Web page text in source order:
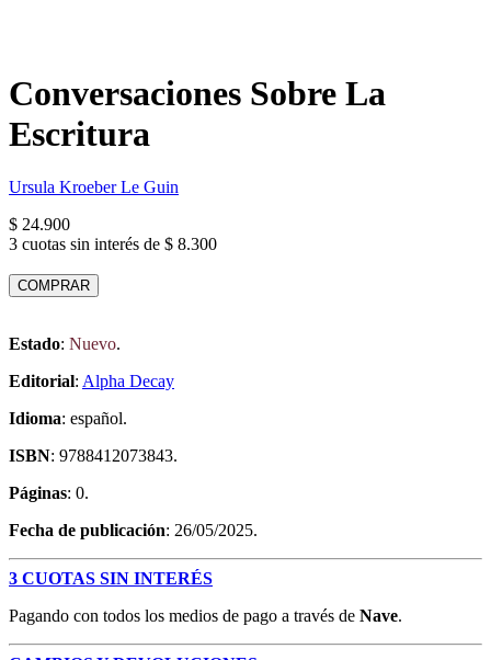
Conversaciones Sobre La
Escritura
Ursula Kroeber Le Guin
$ 24.900
3 cuotas sin interés de $ 8.300
COMPRAR
Estado: Nuevo.
Editorial: Alpha Decay
Idioma: español.
ISBN: 9788412073843.
Páginas: 0.
Fecha de publicación: 26/05/2025.
3 CUOTAS SIN INTERÉS
Pagando con todos los medios de pago a través de Nave.